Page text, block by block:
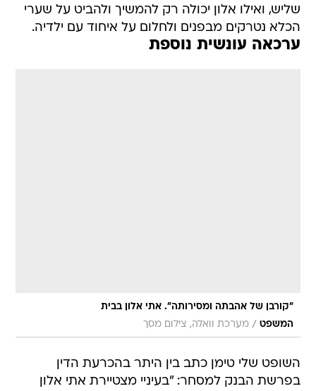
שליש, ואילו אלון יכולה רק להמשיך ולהביט על שערי
הכלא נטרקים מבפנים ולחלום על איחוד עם ילדיה.
ערכאה עונשית נוספת
"קורבן של אהבתה ומסירותה". אתי אלון בבית
המשפט / מערכת וואלה, צילום מסך
השופט שלי טימן כתב בין היתר בהכרעת הדין
בפרשת הבנק למסחר: "בעיניי מצטיירת אתי אלון